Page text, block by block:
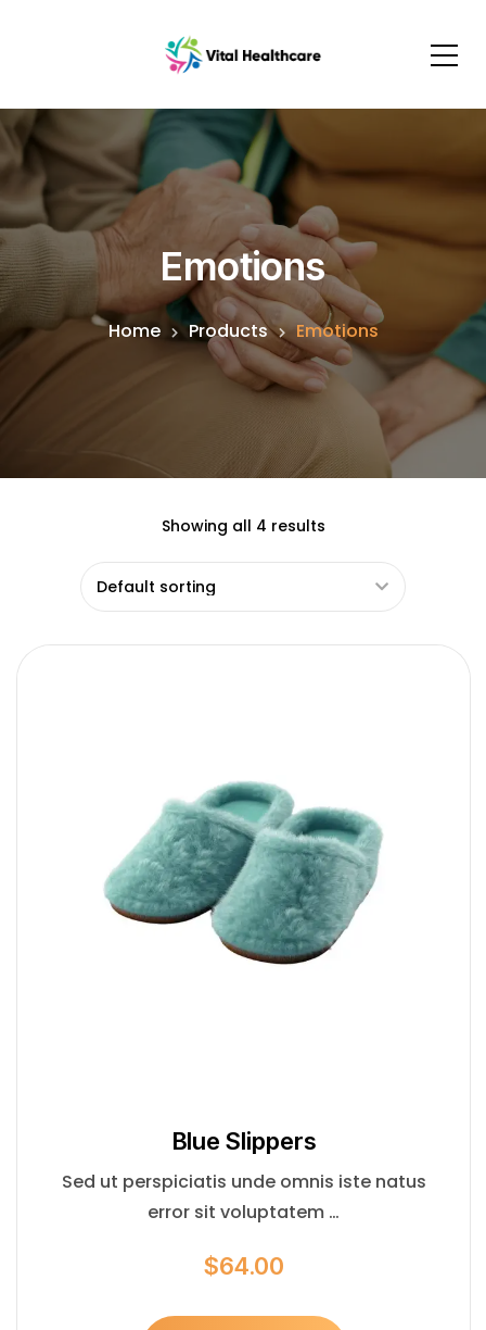
Emotions
Home Products Emotions
Showing all 4 results
Blue Slippers
Sed ut perspiciatis unde omnis iste natus
error sit voluptatem …
$64.00